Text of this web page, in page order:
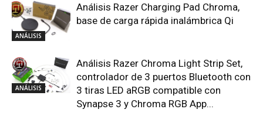
ANÁLISIS
Análisis Razer Charging Pad Chroma,
base de carga rápida inalámbrica Qi
ANÁLISIS
Análisis Razer Chroma Light Strip Set,
controlador de 3 puertos Bluetooth con
3 tiras LED aRGB compatible con
Synapse 3 y Chroma RGB App...